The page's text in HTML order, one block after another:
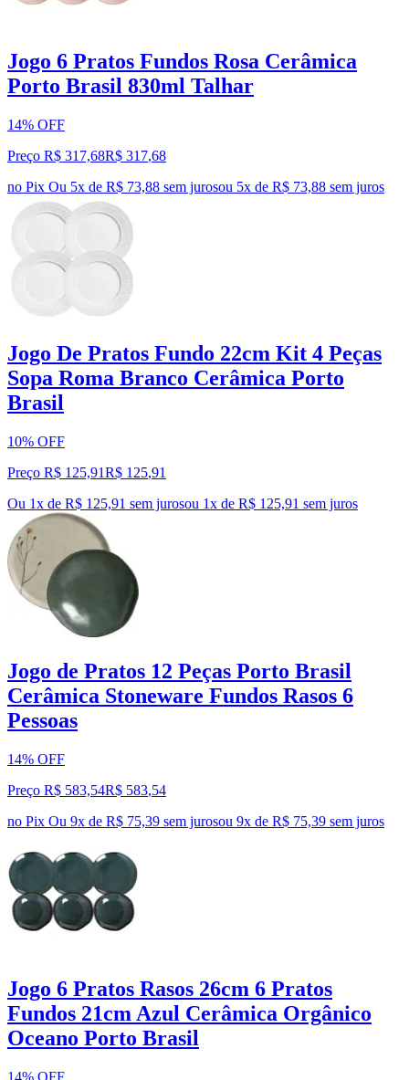
Jogo 6 Pratos Fundos Rosa Cerâmica
Porto Brasil 830ml Talhar
14% OFF
Preço R$ 317,68R$ 317,68
no Pix Ou 5x de R$ 73,88 sem jurosou 5x de R$ 73,88 sem juros
Jogo De Pratos Fundo 22cm Kit 4 Peças
Sopa Roma Branco Cerâmica Porto
Brasil
10% OFF
Preço R$ 125,91R$ 125,91
Ou 1x de R$ 125,91 sem jurosou 1x de R$ 125,91 sem juros
Jogo de Pratos 12 Peças Porto Brasil
Cerâmica Stoneware Fundos Rasos 6
Pessoas
14% OFF
Preço R$ 583,54R$ 583,54
no Pix Ou 9x de R$ 75,39 sem jurosou 9x de R$ 75,39 sem juros
Jogo 6 Pratos Rasos 26cm 6 Pratos
Fundos 21cm Azul Cerâmica Orgânico
Oceano Porto Brasil
14% OFF